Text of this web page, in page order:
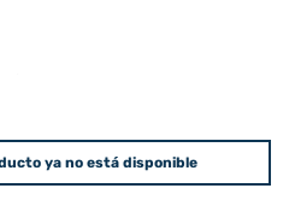
ya no está disponible